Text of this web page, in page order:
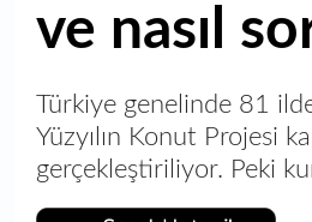
ve nasıl
Türkiye genelinde 81
Yüzyılın Konut Projesi
gerçekleştiriliyor. Peki